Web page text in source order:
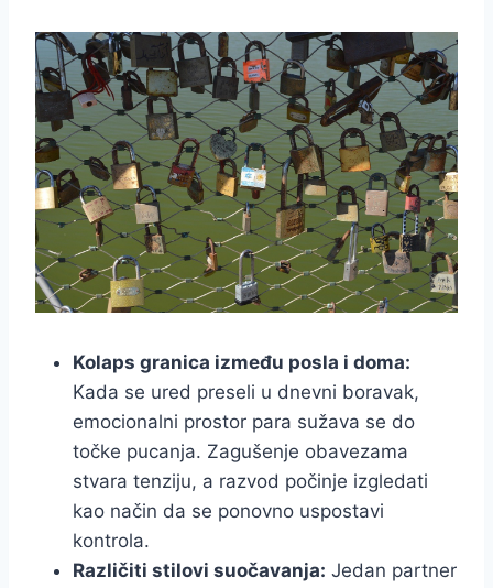
Kolaps granica između posla i doma:
Kada se ured preseli u dnevni boravak,
emocionalni prostor para sužava se do
točke pucanja. Zagušenje obavezama
stvara tenziju, a razvod počinje izgledati
kao način da se ponovno uspostavi
kontrola.
Različiti stilovi suočavanja: Jedan partner